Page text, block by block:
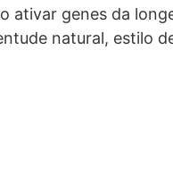
ativar genes da
natural, estilo